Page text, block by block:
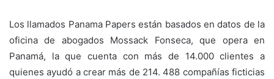
Los llamados Panama Papers están basados en datos de la
oficina de abogados Mossack Fonseca, que opera en
Panamá, la que cuenta con más de 14.000 clientes a
quienes ayudó a crear más de 214. 488 compañías ficticias